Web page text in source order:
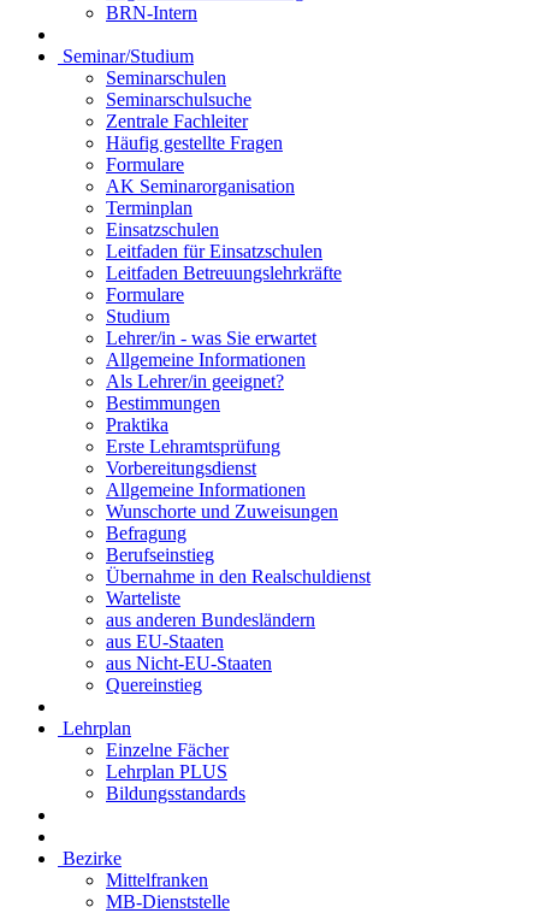
BRN-Intern
Seminar/Studium
Seminarschulen
Seminarschulsuche
Zentrale Fachleiter
Häufig gestellte Fragen
Formulare
AK Seminarorganisation
Terminplan
Einsatzschulen
Leitfaden für Einsatzschulen
Leitfaden Betreuungslehrkräfte
Formulare
Studium
Lehrer/in - was Sie erwartet
Allgemeine Informationen
Als Lehrer/in geeignet?
Bestimmungen
Praktika
Erste Lehramtsprüfung
Vorbereitungsdienst
Allgemeine Informationen
Wunschorte und Zuweisungen
Befragung
Berufseinstieg
Übernahme in den Realschuldienst
Warteliste
aus anderen Bundesländern
aus EU-Staaten
aus Nicht-EU-Staaten
Quereinstieg
Lehrplan
Einzelne Fächer
Lehrplan PLUS
Bildungsstandards
Bezirke
Mittelfranken
MB-Dienststelle